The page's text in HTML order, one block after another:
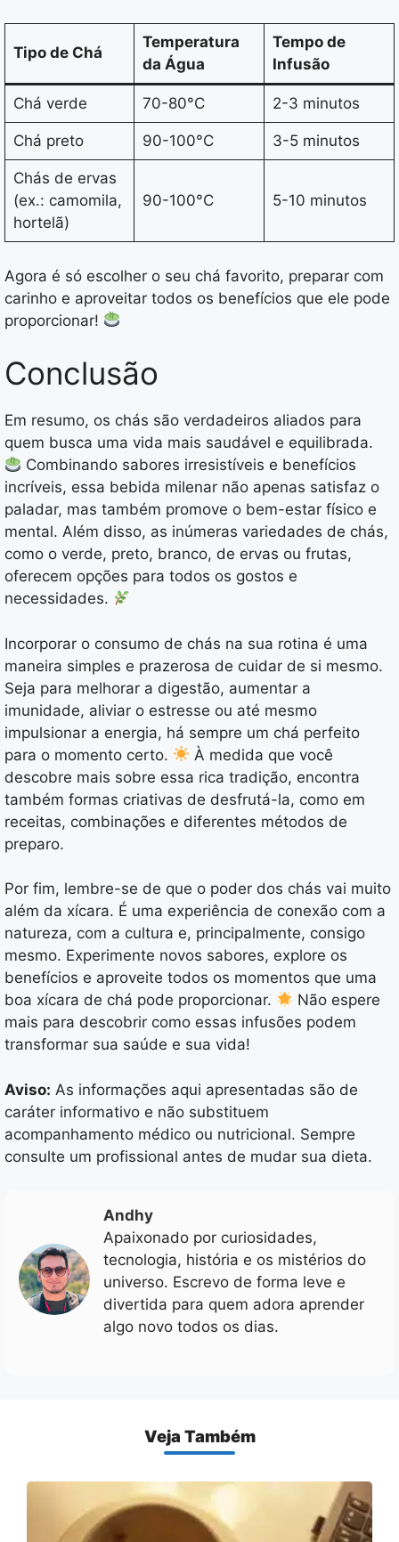
Tipo de Chá
Temperatura
da Água
Tempo de
Infusão
Chá verde 70-80°C 2-3 minutos
Chá preto 90-100°C 3-5 minutos
Chás de ervas
(ex.: camomila,
hortelã)
90-100°C 5-10 minutos
Agora é só escolher o seu chá favorito, preparar com
carinho e aproveitar todos os benefícios que ele pode
proporcionar!
Conclusão
Em resumo, os chás são verdadeiros aliados para
quem busca uma vida mais saudável e equilibrada.
Combinando sabores irresistíveis e benefícios
incríveis, essa bebida milenar não apenas satisfaz o
paladar, mas também promove o bem-estar físico e
mental. Além disso, as inúmeras variedades de chás,
como o verde, preto, branco, de ervas ou frutas,
oferecem opções para todos os gostos e
necessidades.
Incorporar o consumo de chás na sua rotina é uma
maneira simples e prazerosa de cuidar de si mesmo.
Seja para melhorar a digestão, aumentar a
imunidade, aliviar o estresse ou até mesmo
impulsionar a energia, há sempre um chá perfeito
para o momento certo.
À medida que você
descobre mais sobre essa rica tradição, encontra
também formas criativas de desfrutá-la, como em
receitas, combinações e diferentes métodos de
preparo.
Por fim, lembre-se de que o poder dos chás vai muito
além da xícara. É uma experiência de conexão com a
natureza, com a cultura e, principalmente, consigo
mesmo. Experimente novos sabores, explore os
benefícios e aproveite todos os momentos que uma
boa xícara de chá pode proporcionar.
Não espere
mais para descobrir como essas infusões podem
transformar sua saúde e sua vida!
Aviso: As informações aqui apresentadas são de
caráter informativo e não substituem
acompanhamento médico ou nutricional. Sempre
consulte um profissional antes de mudar sua dieta.
Andhy
Apaixonado por curiosidades,
tecnologia, história e os mistérios do
universo. Escrevo de forma leve e
divertida para quem adora aprender
algo novo todos os dias.
Veja Também